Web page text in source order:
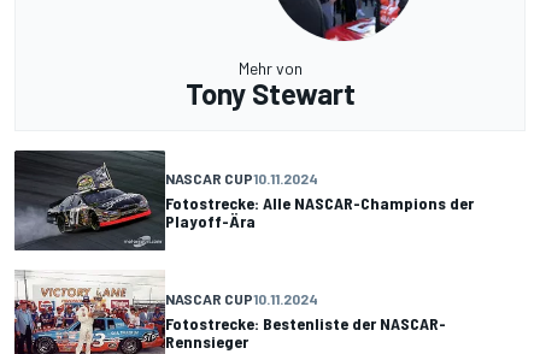
Mehr von
Tony Stewart
NASCAR CUP10.11.2024
Fotostrecke: Alle NASCAR-Champions der
Playoff-Ära
NASCAR CUP10.11.2024
Fotostrecke: Bestenliste der NASCAR-
Rennsieger